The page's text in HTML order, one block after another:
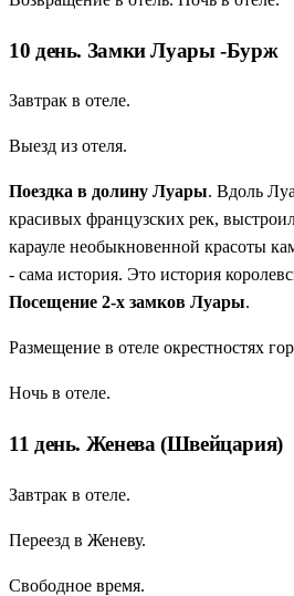
10 день. Замки Луары -Бурж
Завтрак в отеле.
Выезд из отеля.
Поездка в долину Луары. Вдоль
красивых французских рек,
карауле необыкновенной красоты
- сама история. Это история
Посещение 2-х замков Луары.
Размещение в отеле окрестностях
Ночь в отеле.
11 день. Женева (Швейцария)
Завтрак в отеле.
Переезд в Женеву.
Свободное время.